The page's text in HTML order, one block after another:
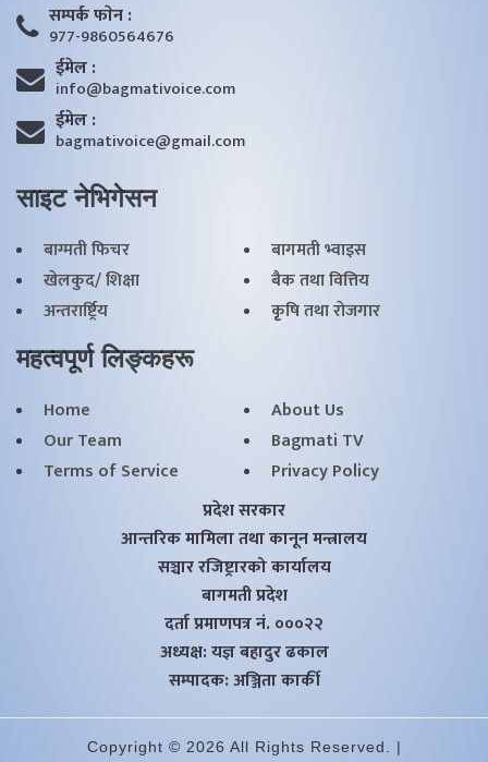
सम्पर्क फाेन :
977-9860564676
ईमेल :
info@bagmativoice.com
ईमेल :
bagmativoice@gmail.com
साइट नेभिगेसन
बाग्मती फिचर
बागमती भ्वाइस
खेलकुद/ शिक्षा
बैक तथा वित्तिय
अन्तरार्ष्ट्रिय
कृृषि तथा राेजगार
महत्वपूर्ण लिङ्कहरू
Home
About Us
Our Team
Bagmati TV
Terms of Service
Privacy Policy
प्रदेश सरकार
आन्तरिक मामिला तथा कानून मन्त्रालय
सञ्चार रजिष्ट्रारको कार्यालय
बागमती प्रदेश
दर्ता प्रमाणपत्र नं. ०००२२
अध्यक्ष: यज्ञ बहादुर ढकाल
सम्पादक: अञ्जिता कार्की
Copyright © 2026 All Rights Reserved. |